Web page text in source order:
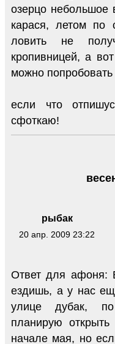
озерцо небольшое
карася, летом по
ловить не
кропивницей, а
можно
если что
сфоткаю!
рыбак
20 апр. 2009 23:22
Ответ для афоня:
ездишь, а у нас
улице дубак,
планирую
начале мая, но